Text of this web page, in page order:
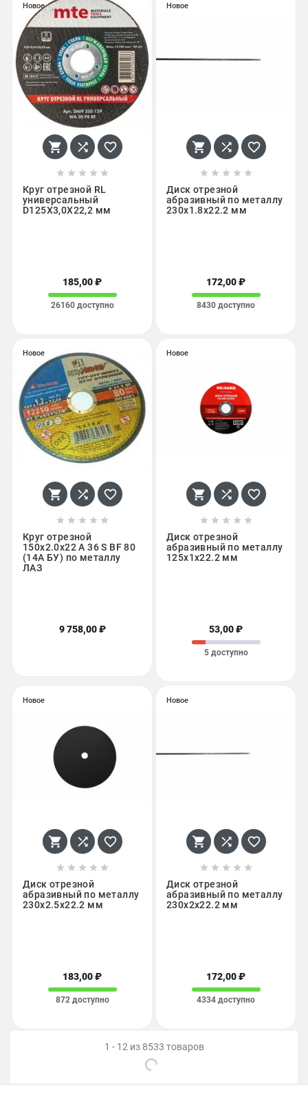
Новое
  
    
Круг отрезной RL
универсальный
D125X3,0X22,2 мм
185,00 ₽
26160 доступно
Новое
  
    
Диск отрезной
абразивный по металлу
230х1.8х22.2 мм
172,00 ₽
8430 доступно
Новое
  
    
Круг отрезной
150х2.0х22 A 36 S BF 80
(14А БУ) по металлу
ЛАЗ
9 758,00 ₽
Новое
  
    
Диск отрезной
абразивный по металлу
125х1х22.2 мм
53,00 ₽
5 доступно
Новое
  
    
Диск отрезной
абразивный по металлу
230х2.5х22.2 мм
183,00 ₽
872 доступно
Новое
  
    
Диск отрезной
абразивный по металлу
230х2х22.2 мм
172,00 ₽
4334 доступно
1 - 12 из 8533 товаров